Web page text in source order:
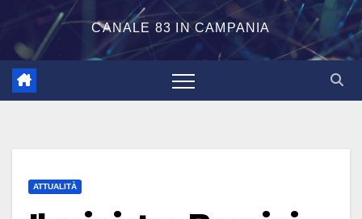
CANALE 83 IN CAMPANIA
ATTUALITÀ